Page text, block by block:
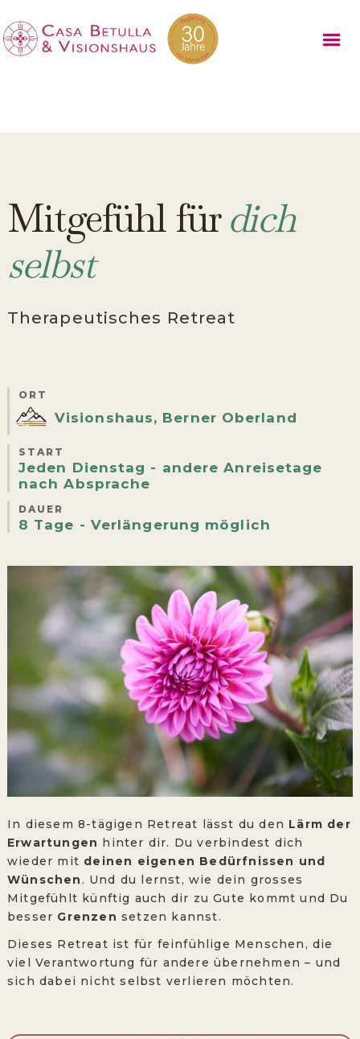
Mitgefühl fürdich
selbst
Therapeutisches Retreat
ORT
Visionshaus, Berner Oberland
START
Jeden Dienstag - andere Anreisetage
nach Absprache
DAUER
8 Tage - Verlängerung möglich
In diesem 8-tägigen Retreat lässt du den Lärm der
Erwartungen hinter dir. Du verbindest dich
wieder mit deinen eigenen Bedürfnissen und
Wünschen. Und du lernst, wie dein grosses
Mitgefühlt künftig auch dir zu Gute kommt und Du
besser Grenzen setzen kannst.
Dieses Retreat ist für feinfühlige Menschen, die
viel Verantwortung für andere übernehmen – und
sich dabei nicht selbst verlieren möchten.